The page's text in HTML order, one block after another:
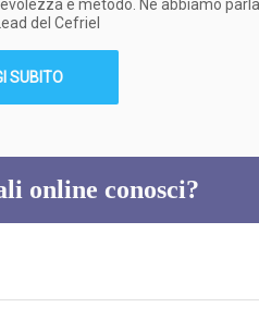
e metodo. Ne abbiamo
del Cefriel
SUBITO
online conosci?